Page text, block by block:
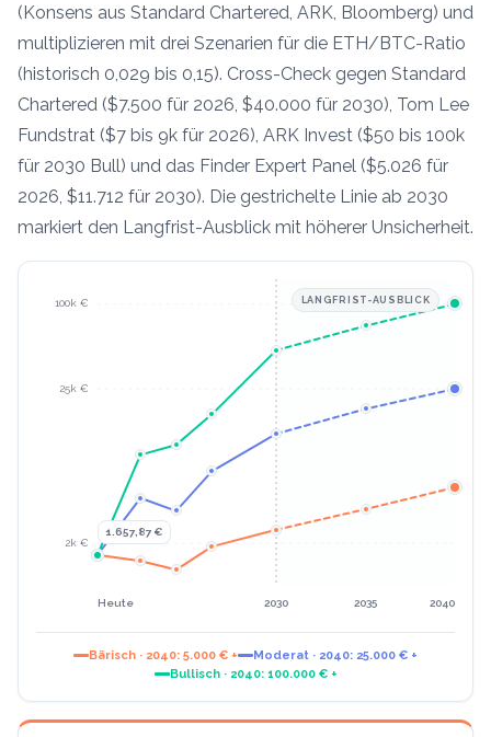
(Konsens aus Standard Chartered, ARK, Bloomberg) und
multiplizieren mit drei Szenarien für die ETH/BTC-Ratio
(historisch 0,029 bis 0,15). Cross-Check gegen Standard
Chartered ($7.500 für 2026, $40.000 für 2030), Tom Lee
Fundstrat ($7 bis 9k für 2026), ARK Invest ($50 bis 100k
für 2030 Bull) und das Finder Expert Panel ($5.026 für
2026, $11.712 für 2030). Die gestrichelte Linie ab 2030
markiert den Langfrist-Ausblick mit höherer Unsicherheit.
2k €
25k €
100k € LANGFRIST-AUSBLICK
1.657,87 €
Heute 2030 2035 2040
Bärisch · 2040: 5.000 € + Moderat · 2040: 25.000 € +
Bullisch· 2040: 100.000 € +